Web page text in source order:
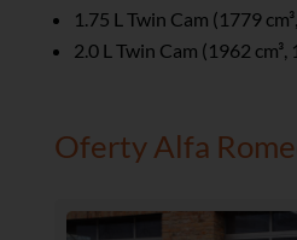
1.75 L Twin Cam (1779
2.0 L Twin Cam (1962
Oferty Alfa